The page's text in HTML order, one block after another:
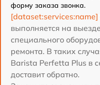
форму заказа звонка.
выполняется на
специального
ремонта. В таких
Barista Perfetta Plus в
доставит обратно.